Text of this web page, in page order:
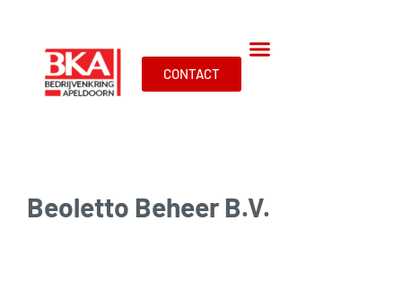
CONTACT
Beoletto Beheer B.V.